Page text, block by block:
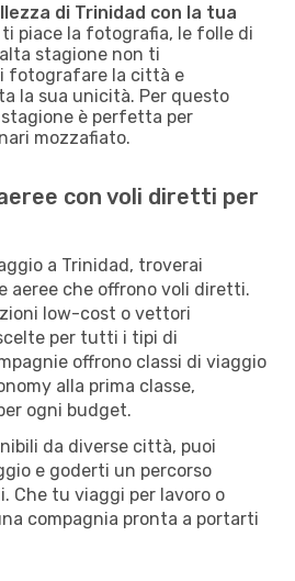
di Trinidad con la tua
ti piace la fotografia, le folle di
stagione non ti
fotografare la città e
la sua unicità. Per questo
è perfetta per
mozzafiato.
con voli diretti per
a Trinidad, troverai
aeree che offrono voli diretti.
low-cost o vettori
per tutti i tipi di
offrono classi di viaggio
alla prima classe,
ogni budget.
da diverse città, puoi
e goderti un percorso
Che tu viaggi per lavoro o
compagnia pronta a portarti